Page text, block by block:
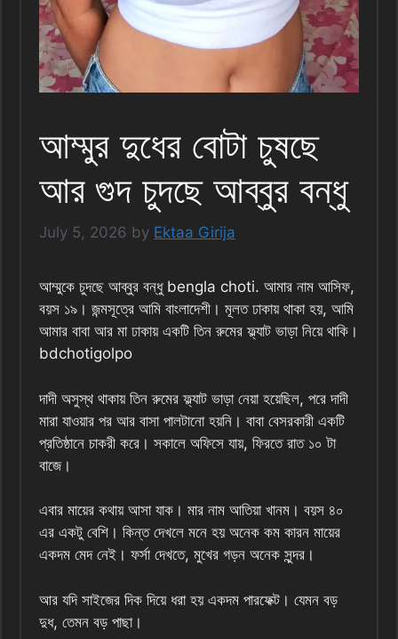
আম্মুর দুধের বোটা চুষছে
আর গুদ চুদছে আব্বুর বন্ধু
July 5, 2026 by Ektaa Girija
আম্মুকে চুদছে আব্বুর বন্ধু bengla choti. আমার নাম আসিফ,
বয়স ১৯। জন্মসূত্রে আমি বাংলাদেশী। মূলত ঢাকায় থাকা হয়, আমি
আমার বাবা আর মা ঢাকায় একটি তিন রুমের ফ্ল্যাট ভাড়া নিয়ে থাকি।
bdchotigolpo
দাদী অসুস্থ থাকায় তিন রুমের ফ্ল্যাট ভাড়া নেয়া হয়েছিল, পরে দাদী
মারা যাওয়ার পর আর বাসা পালটানো হয়নি। বাবা বেসরকারী একটি
প্রতিষ্ঠানে চাকরী করে। সকালে অফিসে যায়, ফিরতে রাত ১০ টা
বাজে।
এবার মায়ের কথায় আসা যাক। মার নাম আতিয়া খানম। বয়স ৪০
এর একটু বেশি। কিন্ত দেখলে মনে হয় অনেক কম কারন মায়ের
একদম মেদ নেই। ফর্সা দেখতে, মুখের গড়ন অনেক সুন্দর।
আর যদি সাইজের দিক দিয়ে ধরা হয় একদম পারফেক্ট। যেমন বড়
দুধ, তেমন বড় পাছা।